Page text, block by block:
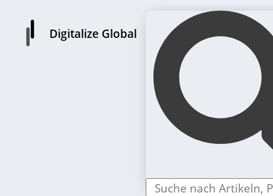
Digitalize Global